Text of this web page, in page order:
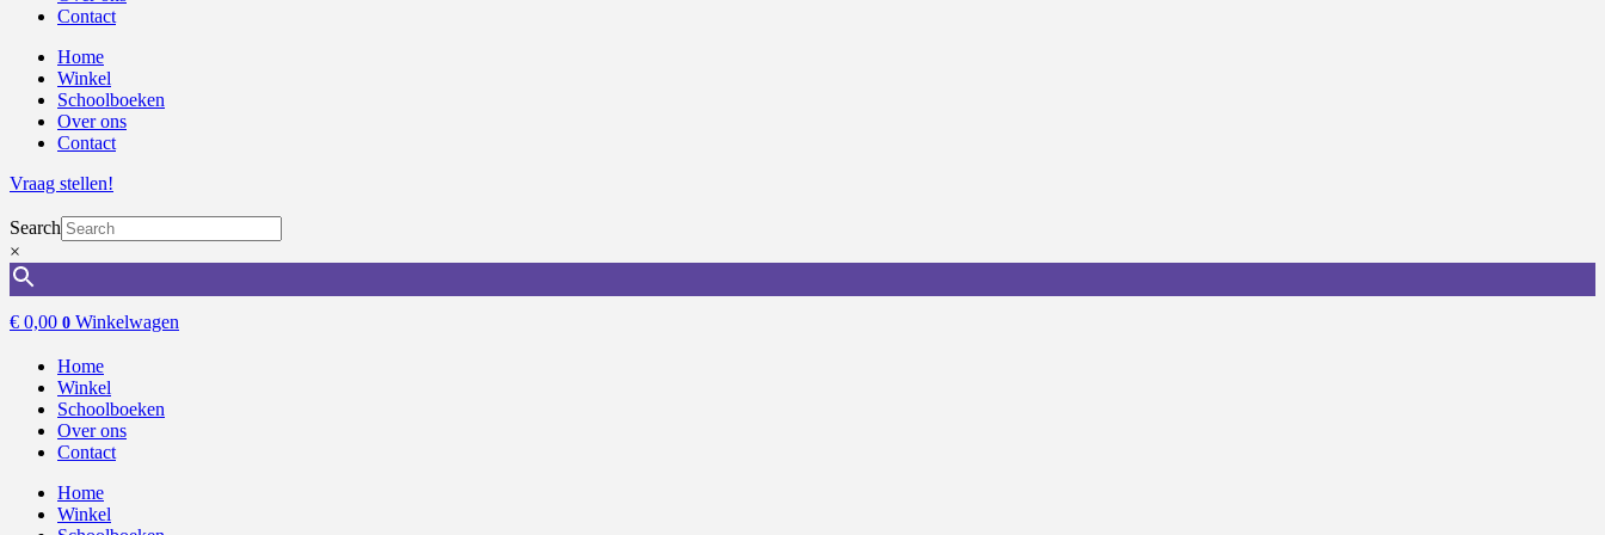
Contact
Home
Winkel
Schoolboeken
Over ons
Contact
Vraag stellen!
Search
×
€ 0,00 0 Winkelwagen
Home
Winkel
Schoolboeken
Over ons
Contact
Home
Winkel